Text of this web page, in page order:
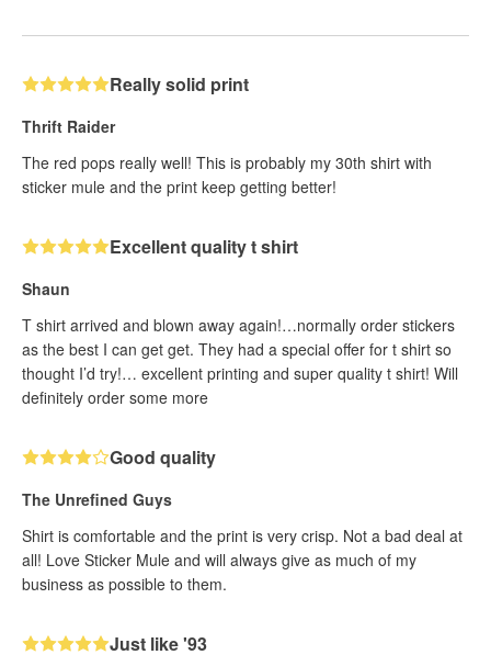
Really solid print
Thrift Raider
The red pops really well! This is probably my 30th shirt with
sticker mule and the print keep getting better!
Excellent quality t shirt
Shaun
T shirt arrived and blown away again!…normally order stickers
as the best I can get get. They had a special offer for t shirt so
thought I’d try!… excellent printing and super quality t shirt! Will
definitely order some more
Good quality
The Unrefined Guys
Shirt is comfortable and the print is very crisp. Not a bad deal at
all! Love Sticker Mule and will always give as much of my
business as possible to them.
Just like '93